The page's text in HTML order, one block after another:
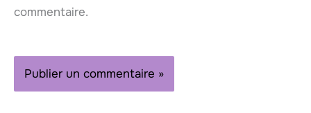
commentaire.